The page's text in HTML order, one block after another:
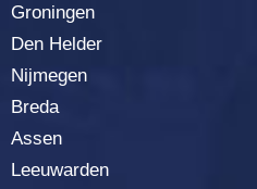
Groningen
Den Helder
Nijmegen
Breda
Assen
Leeuwarden